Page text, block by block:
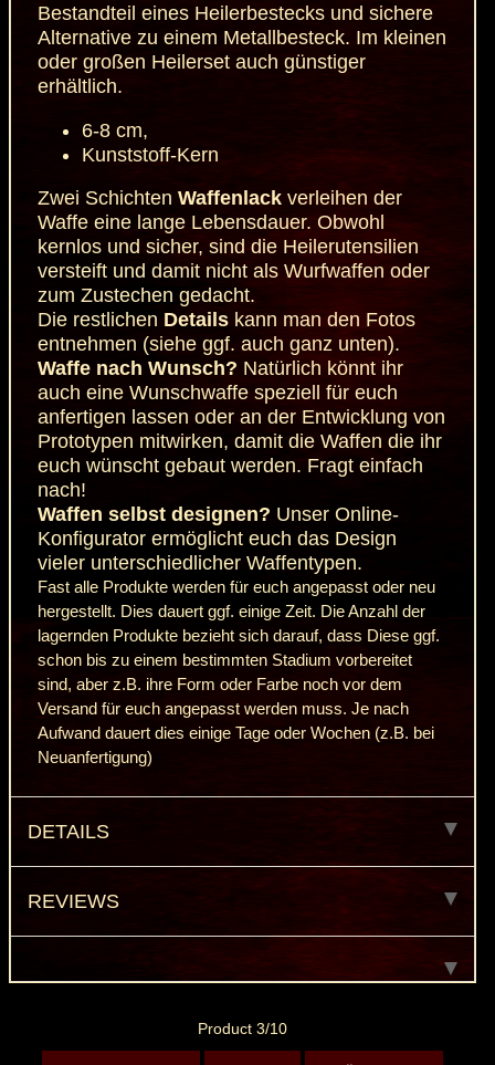
Bestandteil eines Heilerbestecks und sichere
Alternative zu einem Metallbesteck. Im kleinen
oder großen Heilerset auch günstiger
erhältlich.
6-8 cm,
Kunststoff-Kern
Zwei Schichten Waffenlack verleihen der
Waffe eine lange Lebensdauer. Obwohl
kernlos und sicher, sind die Heilerutensilien
versteift und damit nicht als Wurfwaffen oder
zum Zustechen gedacht.
Die restlichen Details kann man den Fotos
entnehmen (siehe ggf. auch ganz unten).
Waffe nach Wunsch? Natürlich könnt ihr
auch eine Wunschwaffe speziell für euch
anfertigen lassen oder an der Entwicklung von
Prototypen mitwirken, damit die Waffen die ihr
euch wünscht gebaut werden.Fragt einfach
nach!
Waffen selbst designen? UnserOnline-
Konfiguratorermöglicht euch das Design
vieler unterschiedlicher Waffentypen.
Fast alle Produkte werden für euch angepasst oder neu
hergestellt. Dies dauert ggf. einige Zeit. Die Anzahl der
lagernden Produkte bezieht sich darauf, dass Diese ggf.
schon bis zu einem bestimmten Stadium vorbereitet
sind, aber z.B. ihre Form oder Farbe noch vor dem
Versand für euch angepasst werden muss. Je nach
Aufwand dauert dies einige Tage oder Wochen (z.B. bei
Neuanfertigung)
DETAILS
REVIEWS
Product 3/10